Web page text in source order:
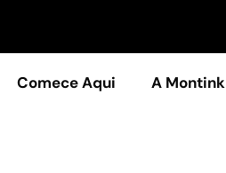
Comece Aqui A Montink